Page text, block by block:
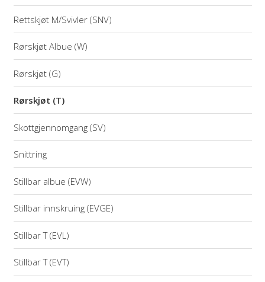
Rettskjøt M/Svivler (SNV)
Rørskjøt Albue (W)
Rørskjøt (G)
Rørskjøt (T)
Skottgjennomgang (SV)
Snittring
Stillbar albue (EVW)
Stillbar innskruing (EVGE)
Stillbar T (EVL)
Stillbar T (EVT)